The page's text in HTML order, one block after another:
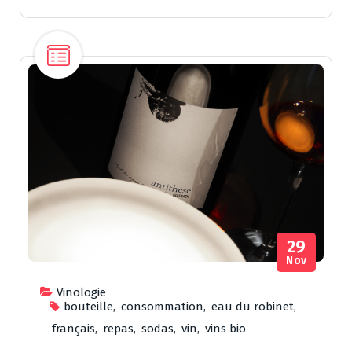
Vinologie
bouteille, consommation, eau du robinet,
français, repas, sodas, vin, vins bio
29
Nov